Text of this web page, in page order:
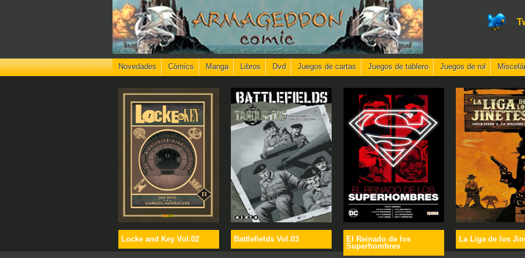
Novedades Cómics Manga Libros Dvd Juegos de cartas Juegos de tablero Juegos de rol
Locke and Key Vol.02 Battlefields Vol.03
El Reinado de los
Superhombres
La Liga de los